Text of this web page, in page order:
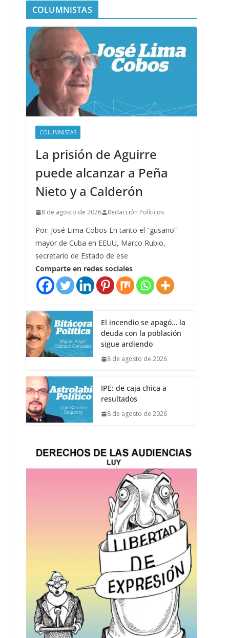
COLUMNISTAS
COLUMNISTAS
La prisión de Aguirre
puede alcanzar a Peña
Nieto y a Calderón
8 de agosto de 2026 Redacción Políticos
Por: José Lima Cobos En tanto el “gusano”
mayor de Cuba en EEUU, Marco Rubio,
secretario de Estado de ese
Comparte en redes sociales
El incendio se apagó… la
deuda con la población
sigue ardiendo
8 de agosto de 2026
IPE: de caja chica a
resultados
8 de agosto de 2026